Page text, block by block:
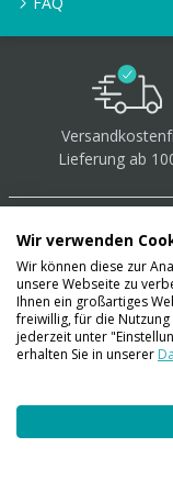
Lieferung ab
Über 40.000
Lager
Wir verwenden
Wir können diese zur
unsere Webseite zu
Ihnen ein großartiges
freiwillig, für die
jederzeit unter
erhalten Sie in unserer